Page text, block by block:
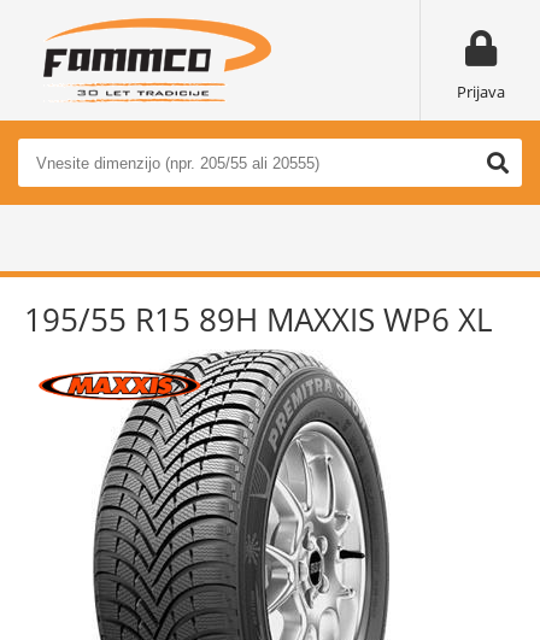
Prijava
195/55 R15 89H MAXXIS WP6 XL